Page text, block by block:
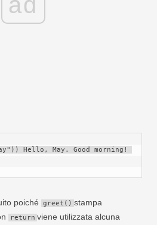
Hello, May. Good morning!
poiché greet() stampa
return viene utilizzata alcuna